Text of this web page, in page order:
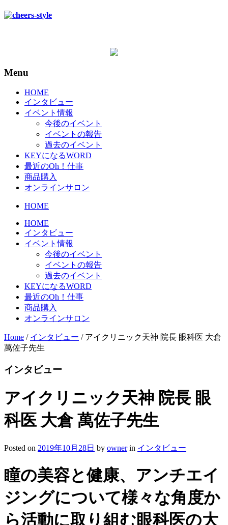
Menu
HOME
インタビュー
イベント情報
今後のイベント
イベントの報告
過去のイベント
KEYになるWORD
最近のOh！仕事
商品購入
オンラインサロン
HOME
HOME
インタビュー
イベント情報
今後のイベント
イベントの報告
過去のイベント
KEYになるWORD
最近のOh！仕事
商品購入
オンラインサロン
Home / インタビュー / アイクリニック天神 院長 眼科医 大倉
萬佐子先生
インタビュー
アイクリニック天神 院長 眼
科医 大倉 萬佐子先生
Posted on 2019年10月28日 by ownerin インタビュー
瞳の美容と健康、アンチエイ
ジングについて様々な角度か
ら活動に取り組む眼科医の大